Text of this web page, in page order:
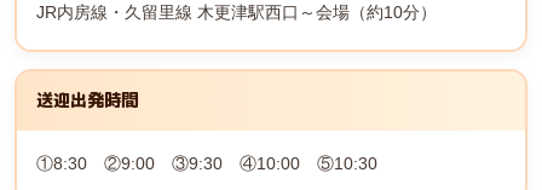
JR内房線・久留里線 木更津駅西口～会場（約10分）
送迎出発時間
①8:30 ②9:00 ③9:30 ④10:00 ⑤10:30